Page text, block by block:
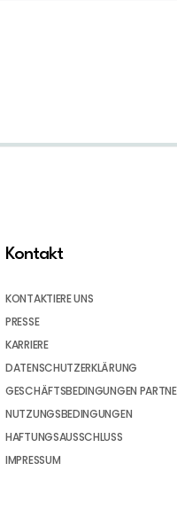
Kontakt
KONTAKTIERE UNS
PRESSE
KARRIERE
DATENSCHUTZERKLÄRUNG
GESCHÄFTSBEDINGUNGEN
NUTZUNGSBEDINGUNGEN
HAFTUNGSAUSSCHLUSS
IMPRESSUM